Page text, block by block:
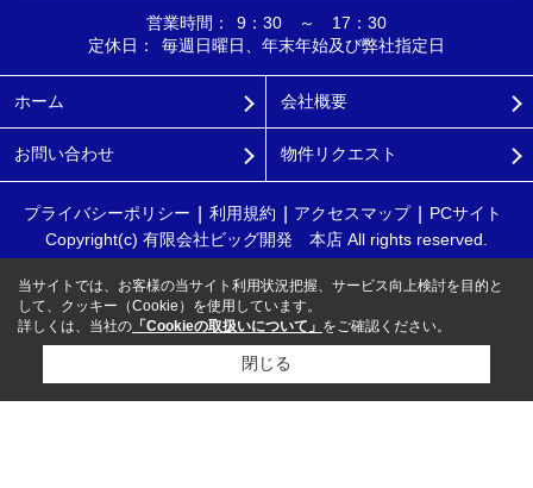
営業時間：
9：30 ～ 17：30
定休日：
毎週日曜日、年末年始及び弊社指定日
ホーム 会社概要
お問い合わせ 物件リクエスト
プライバシーポリシー 利用規約 アクセスマップ
PCサイト
Copyright(c) 有限会社ビッグ開発 本店 All rights reserved.
当サイトでは、お客様の当サイト利用状況把握、サービス向上検討を目的と
して、クッキー（Cookie）を使用しています。
詳しくは、当社の 「Cookieの取扱いについて」 をご確認ください。
閉じる